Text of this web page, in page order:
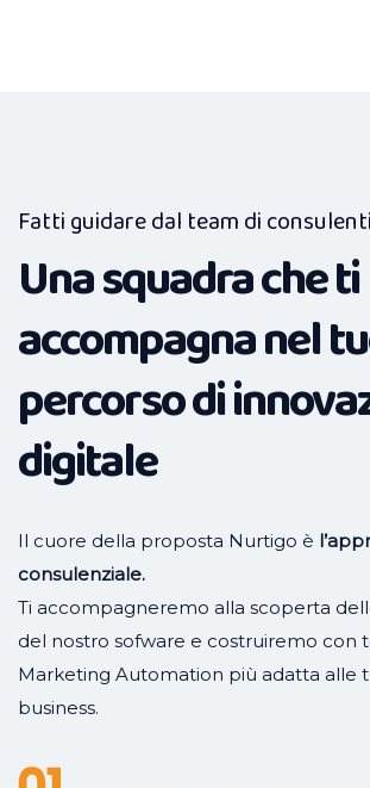
Fatti guidare dal team di
Una squadra che ti
accompagna nel
percorso di
digitale
Il cuore della proposta Nurtigo è
consulenziale.
Ti accompagneremo alla scoperta
del nostro sofware e costruiremo con
Marketing Automation più adatta alle
business.